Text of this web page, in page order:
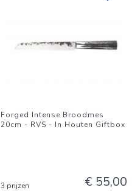
Forged Intense Broodmes
20cm - RVS - In Houten Giftbox
3 prijzen € 55,00